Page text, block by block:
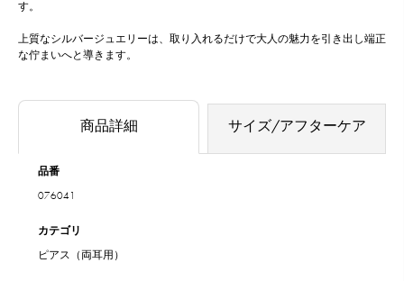
す。
上質なシルバージュエリーは、取り入れるだけで大人の魅力を引き出し端正
な佇まいへと導きます。
商品詳細 サイズ/アフターケア
品番
076041
カテゴリ
ピアス（両耳用）